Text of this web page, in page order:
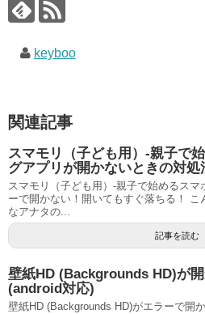
keyboo
関連記事
スマモリ（子ども用）-親子で
グアプリが開かないときの対
スマモリ（子ども用）-親子で始めるスマ
ーで開かない！開いてもすぐ落ちる！ こ
なアナタの...
記事を読む
壁紙HD (Backgrounds HD)が
(android対応)
壁紙HD (Backgrounds HD)がエラーで開